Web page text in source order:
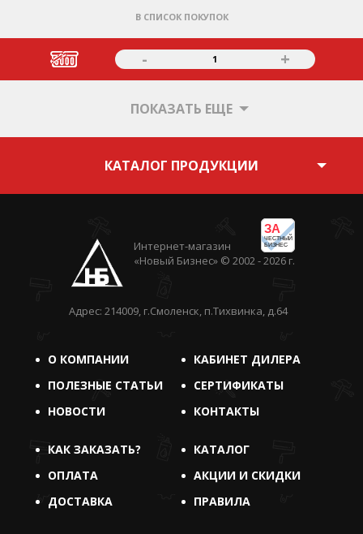
В СПИСОК ПОКУПОК
- 1 +
ПОКАЗАТЬ ЕЩЕ
КАТАЛОГ ПРОДУКЦИИ
ЗА
ЧЕСТНЫЙ
БИЗНЕС
Интернет-магазин
«Новый Бизнес» © 2002 - 2026 г.
Адрес: 214009, г.Смоленск, п.Тихвинка, д.64
О КОМПАНИИ
КАБИНЕТ ДИЛЕРА
ПОЛЕЗНЫЕ СТАТЬИ
СЕРТИФИКАТЫ
НОВОСТИ
КОНТАКТЫ
КАК ЗАКАЗАТЬ?
КАТАЛОГ
ОПЛАТА
АКЦИИ И СКИДКИ
ДОСТАВКА
ПРАВИЛА